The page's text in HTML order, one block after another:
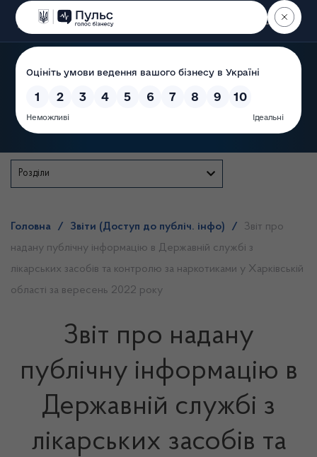
Пошук
Розділи
Головна / Звіти (Доступ до публіч. інфо) /
Звіт про
надану публічну інформацію в Державній службі з
лікарських засобів та контролю за наркотиками у Харківській
області за вересень 2022 року
Звіт про надану
публічну інформацію в
Державній службі з
лікарських засобів та